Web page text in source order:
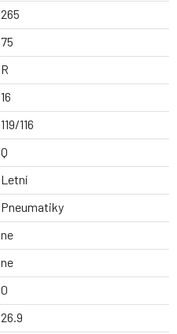
265
75
R
16
119/116
Q
Letní
Pneumatiky
ne
ne
0
26.9